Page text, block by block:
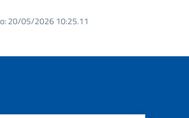
20/05/2026 10:25.11